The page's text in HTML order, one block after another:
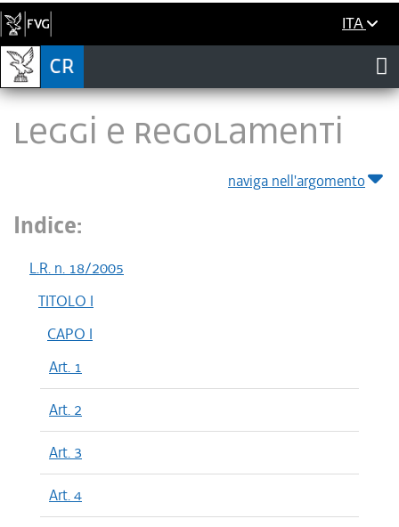
ITA
LEGGI E REGOLAMENTI
naviga nell'argomento
Indice:
L.R. n. 18/2005
TITOLO I
CAPO I
Art. 1
Art. 2
Art. 3
Art. 4